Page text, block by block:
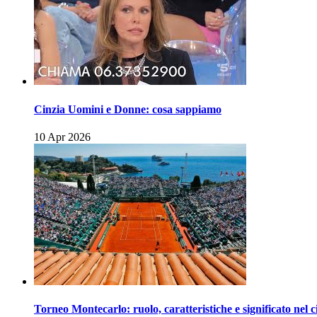
Cinzia Uomini e Donne: cosa sappiamo
10 Apr 2026
Torneo Montecarlo: ruolo, caratteristiche e significato nel